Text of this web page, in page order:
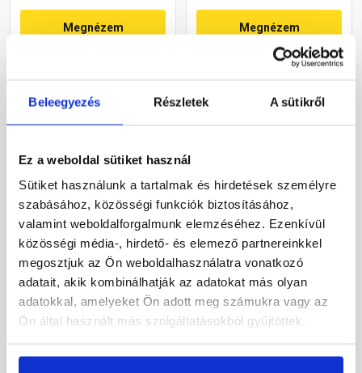
Beleegyezés Részletek A sütikről
Ez a weboldal sütiket használ
Sütiket használunk a tartalmak és hirdetések személyre
szabásához, közösségi funkciók biztosításához,
valamint weboldalforgalmunk elemzéséhez. Ezenkívül
közösségi média-, hirdető- és elemező partnereinkkel
megosztjuk az Ön weboldalhasználatra vonatkozó
adatait, akik kombinálhatják az adatokat más olyan
adatokkal, amelyeket Ön adott meg számukra vagy az
Ön által használt más szolgáltatásokból gyűjtöttek.
Megnézem Megnézem
Leier univerzális
füstcsőkivezető egység
téglavörös
Rendelésre
31 655 Ft/ Egység
szolárátvezető cserép
bazaltszürke
Rendelésre
76 950 Ft/ db